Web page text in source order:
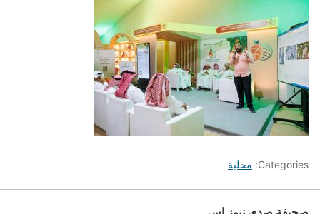
Categories: محلية